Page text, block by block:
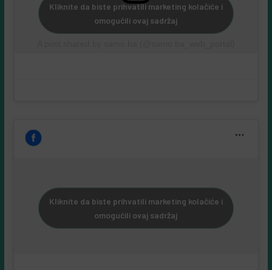
Kliknite da biste prihvatili marketing kolačiće i
omogućili ovaj sadržaj
Kliknite da biste prihvatili marketing kolačiće i
omogućili ovaj sadržaj